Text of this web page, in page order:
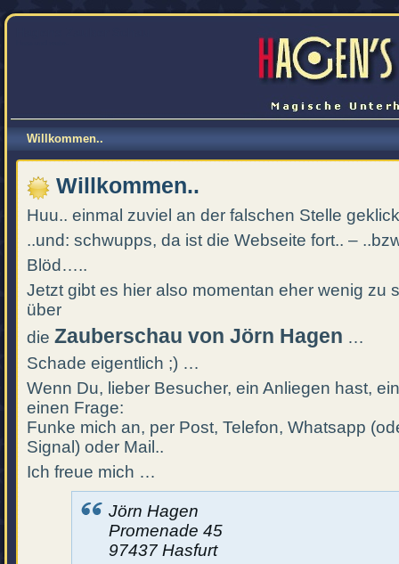
Willkommen..
Willkommen..
Huu.. einmal zuviel an der falschen Stelle
..und: schwupps, da ist die Webseite fort.. –
Blöd…..
Jetzt gibt es hier also momentan eher wenig zu
über
die Zauberschau von Jörn Hagen …
Schade eigentlich ;) …
Wenn Du, lieber Besucher, ein Anliegen hast,
einen Frage:
Funke mich an, per Post, Telefon, Whatsapp
Signal) oder Mail..
Ich freue mich …
Jörn Hagen
Promenade 45
97437 Hasfurt